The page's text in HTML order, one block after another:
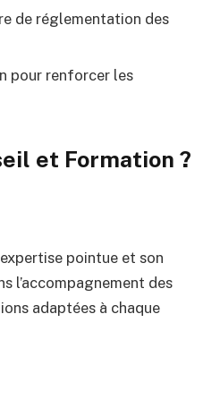
de réglementation des
pour renforcer les
et Formation ?
pointue et son
l’accompagnement des
adaptées à chaque